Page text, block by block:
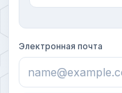
Электронная почта